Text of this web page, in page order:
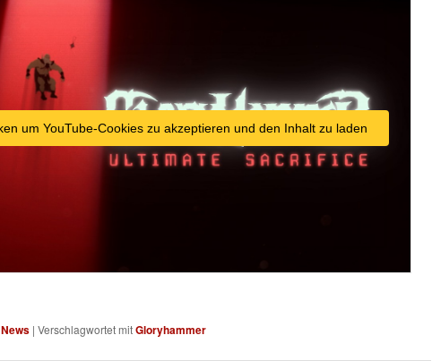
um YouTube-Cookies zu akzeptieren und den Inhalt zu laden
News | Verschlagwortet mitGloryhammer